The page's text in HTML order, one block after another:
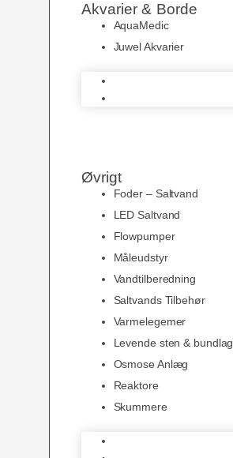
Akvarier & Borde
AquaMedic
Juwel Akvarier
Øvrigt
Foder – Saltvand
LED Saltvand
Flowpumper
Måleudstyr
Vandtilberedning
Saltvands Tilbehør
Varmelegemer
Levende sten & bundlag
Osmose Anlæg
Reaktore
Skummere